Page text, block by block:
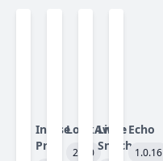
Infuse
Pro
LookAway
2.3.0
Little
Snitch
Echo
1.0.16